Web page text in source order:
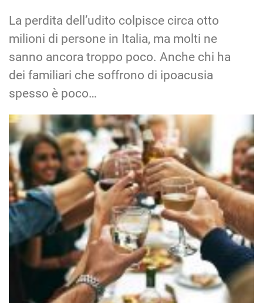
La perdita dell’udito colpisce circa otto
milioni di persone in Italia, ma molti ne
sanno ancora troppo poco. Anche chi ha
dei familiari che soffrono di ipoacusia
spesso è poco…